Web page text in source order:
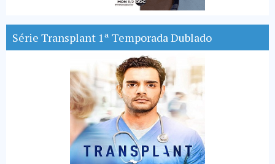
Série Transplant 1ª Temporada Dublado